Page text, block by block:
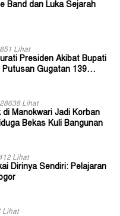
Band dan Luka Sejarah
Lihat
Presiden Akibat Bupati
Putusan Gugatan 139
28638 Lihat
Manokwari Jadi Korban
Bekas Kuli Bangunan
Lihat
Dirinya Sendiri: Pelajaran
Lihat